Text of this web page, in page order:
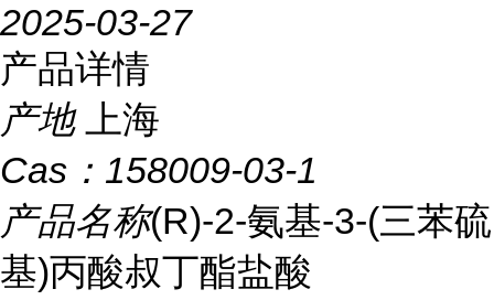
2025-03-27
产品详情
产地
上海
Cas： 158009-03-1
产品名称(R)-2-氨基-3-(三苯硫
基)丙酸叔丁酯盐酸